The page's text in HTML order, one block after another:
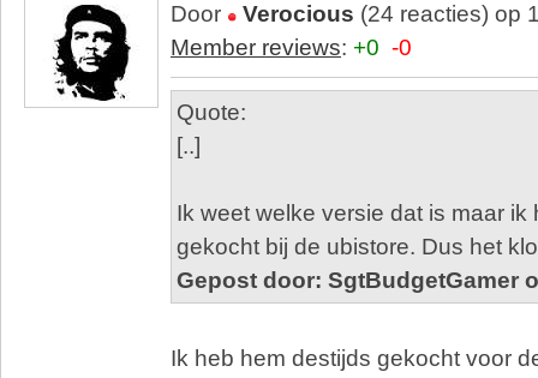
Door Verocious (24 reacties) op
Member reviews: +0 -0
Quote:
[..]
Ik weet welke versie dat is maar ik
gekocht bij de ubistore. Dus het
Gepost door: SgtBudgetGamer
Ik heb hem destijds gekocht voor